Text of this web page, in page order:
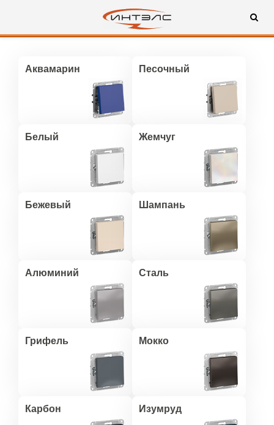
Аквамарин Песочный
Белый Жемчуг
Бежевый Шампань
Алюминий Сталь
Грифель Мокко
Карбон Изумруд